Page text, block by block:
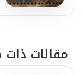
مقالات